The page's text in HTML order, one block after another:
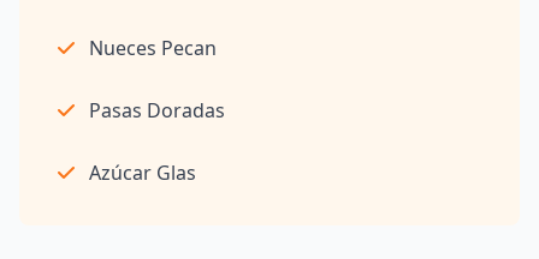
Nueces Pecan
Pasas Doradas
Azúcar Glas